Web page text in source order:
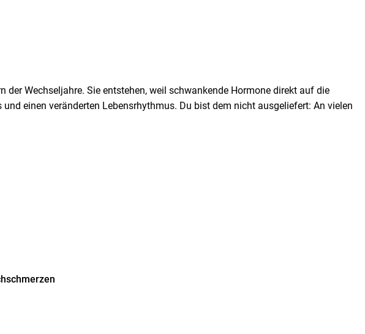
Wechseljahre. Sie entstehen, weil schwankende Hormone direkt auf die
einen veränderten Lebensrhythmus. Du bist dem nicht ausgeliefert: An vielen